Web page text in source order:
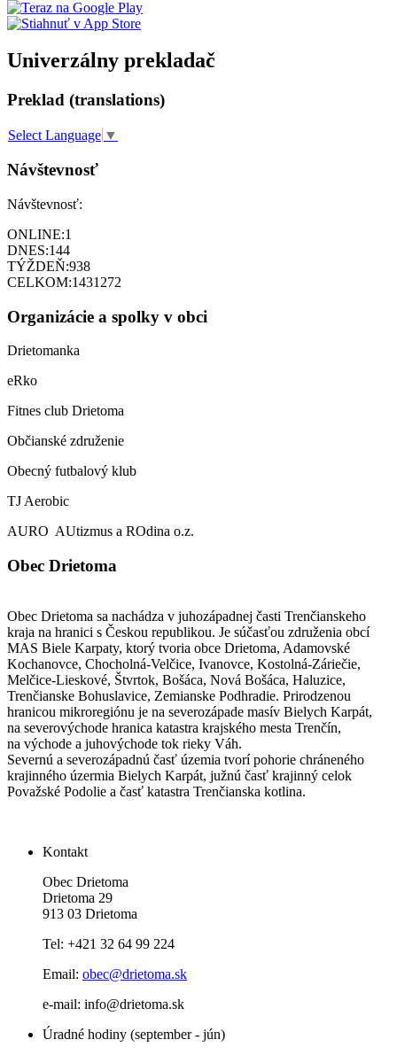
Univerzálny prekladač
Preklad (translations)
Select Language ▼
Návštevnosť
Návštevnosť:
ONLINE:1
DNES:144
TÝŽDEŇ:938
CELKOM:1431272
Organizácie a spolky v obci
Drietomanka
eRko
Fitnes club Drietoma
Občianské združenie
Obecný futbalový klub
TJ Aerobic
AURO AUtizmus a ROdina o.z.
Obec Drietoma
Obec Drietoma sa nachádza v juhozápadnej časti Trenčianskeho
kraja na hranici s Českou republikou. Je súčasťou združenia obcí
MAS Biele Karpaty, ktorý tvoria obce Drietoma, Adamovské
Kochanovce, Chocholná-Velčice, Ivanovce, Kostolná-Záriečie,
Melčice-Lieskové, Štvrtok, Bošáca, Nová Bošáca, Haluzice,
Trenčianske Bohuslavice, Zemianske Podhradie. Prirodzenou
hranicou mikroregiónu je na severozápade masív Bielych Karpát,
na severovýchode hranica katastra krajského mesta Trenčín,
na východe a juhovýchode tok rieky Váh.
Severnú a severozápadnú časť územia tvorí pohorie chráneného
krajinného úzermia Bielych Karpát, južnú časť krajinný celok
Považské Podolie a časť katastra Trenčianska kotlina.
Kontakt
Obec Drietoma
Drietoma 29
913 03 Drietoma
Tel: +421 32 64 99 224
Email: obec@drietoma.sk
e-mail: info@drietoma.sk
Úradné hodiny (september - jún)